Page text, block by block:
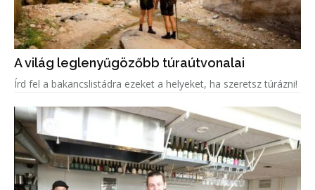
A világ leglenyűgözőbb túraútvonalai
Írd fel a bakancslistádra ezeket a helyeket, ha szeretsz túrázni!